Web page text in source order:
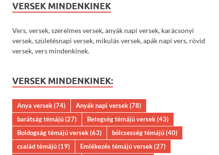
VERSEK MINDENKINEK
Vers, versek, szerelmes versek, anyák napi versek, karácsonyi
versek, születésnapi versek, mikulás versek, apák napi vers, rövid
versek, vers mindenkinek.
VERSEK MINDENKINEK:
Anya versek(74) Anyák napi versek(78)
barátság témájú(27) Betegség témájú versek(43)
Boldogság témájú versek(63) bölcsesség témájú(40)
család témájú(19) Emlékezés témájú versek(27)